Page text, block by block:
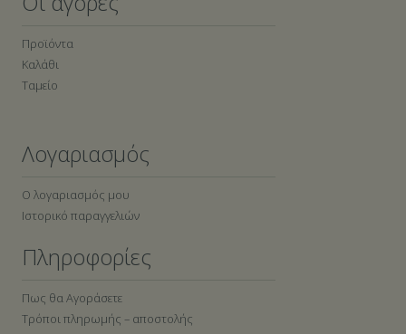
Προϊόντα
Καλάθι
Ταμείο
Λογαριασμός
Ο λογαριασμός μου
Ιστορικό παραγγελιών
Πληροφορίες
Πως θα Αγοράσετε
Τρόποι πληρωμής – αποστολής